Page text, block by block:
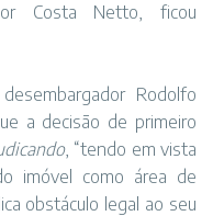
Costa Netto, ficou
Rodolfo
a decisão de primeiro
, “tendo em vista
imóvel como área de
obstáculo legal ao seu